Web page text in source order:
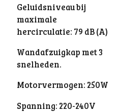
Geluidsniveau bij
maximale
hercirculatie: 79 dB (A)
Wandafzuigkap met 3
snelheden.
Motorvermogen: 250W
Spanning: 220-240V